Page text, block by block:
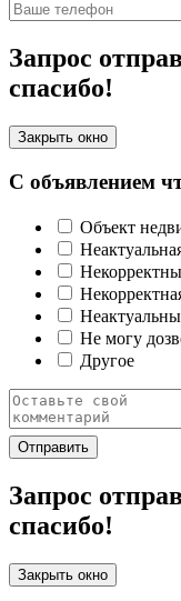
Запрос
спасибо!
Закрыть окно
С объявлением
Объект
Не могу
Другое
Отправить
Запрос
спасибо!
Закрыть окно